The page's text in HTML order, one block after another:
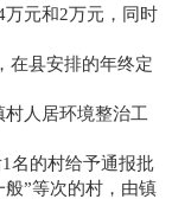
元和2万元，同时
县安排的年终定
人居环境整治工
的村给予通报批
”等次的村，由镇